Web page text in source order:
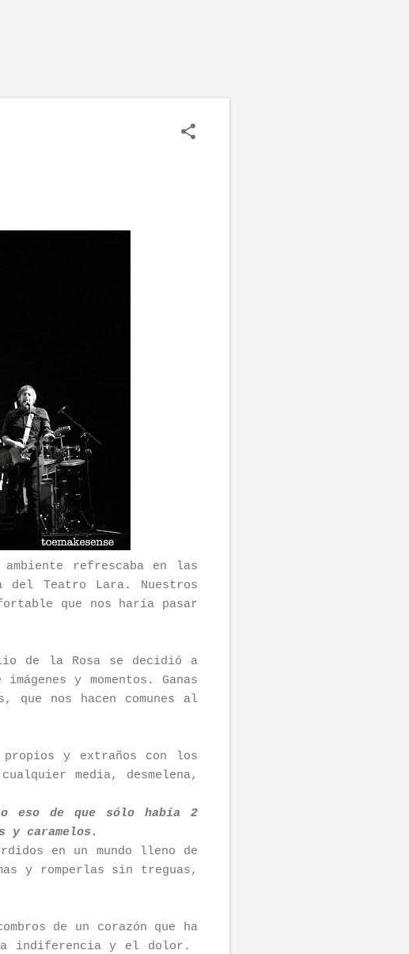
refrescaba en las
del Teatro Lara. Nuestros
que nos haría pasar
de la Rosa se decidió a
y momentos. Ganas
que nos hacen comunes al
y extraños con los
media, desmelena,
eso de que sólo había 2
y caramelos.
en un mundo lleno de
y romperlas sin treguas,
de un corazón que ha
la indiferencia y el dolor.